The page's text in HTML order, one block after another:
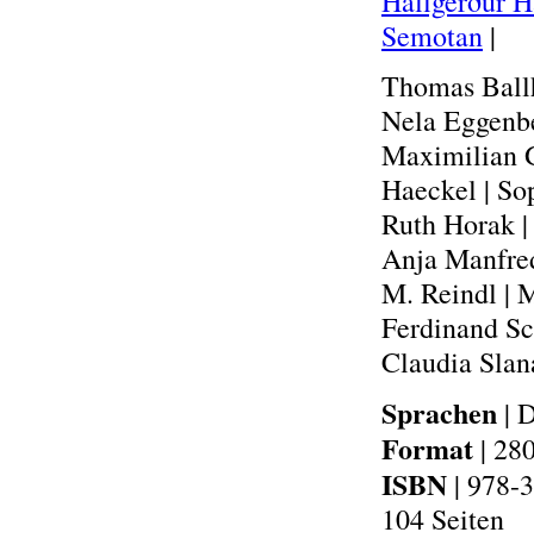
Semotan |
Thomas
Nela
Maximilian
Haeckel |
Ruth Horak
Anja
M. Reindl |
Ferdinand
Claudia
Sprachen |
Format |
ISBN | 978-
104 Seiten